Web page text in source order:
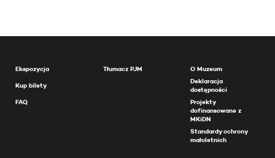
Ekspozycja
Kup bilety
FAQ
Tłumacz PJM
O Muzeum
Deklaracja
dostępności
Projekty
dofinansowane z
MKiDN
Standardy ochrony
małoletnich